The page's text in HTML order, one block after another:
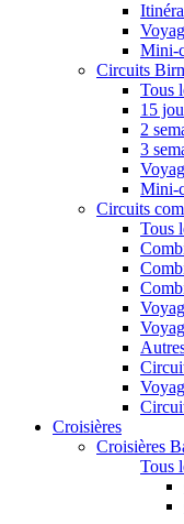
Mini-
Circuits
Tous
15
2
3
Mini-
Circuits
Tous
Croisières
Croisières
Tous